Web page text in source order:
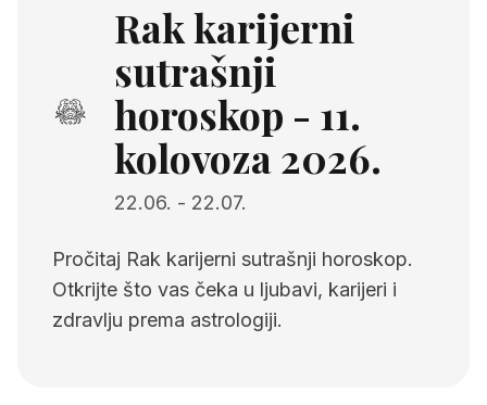
Rak karijerni
sutrašnji
horoskop - 11.
kolovoza 2026.
22.06. - 22.07.
Pročitaj Rak karijerni sutrašnji horoskop.
Otkrijte što vas čeka u ljubavi, karijeri i
zdravlju prema astrologiji.